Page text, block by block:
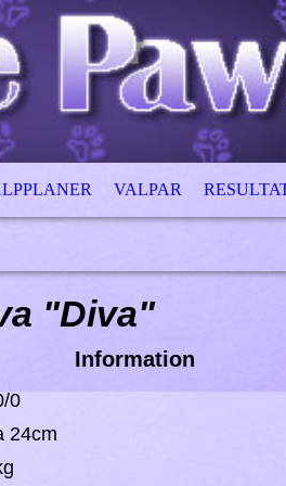
VALPAR
"Diva"
Information
0
24cm